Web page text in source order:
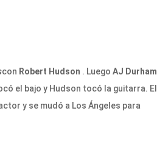
con Robert Hudson . Luego AJ Durham
el bajo y Hudson tocó la guitarra. El
y se mudó a Los Ángeles para